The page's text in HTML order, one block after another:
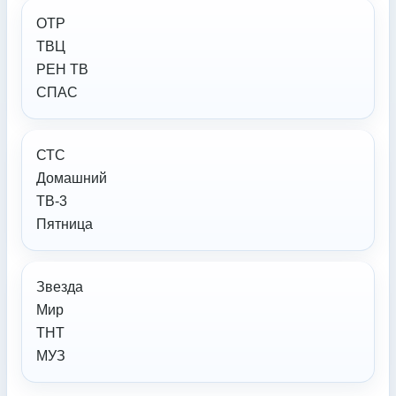
ОТР
ТВЦ
РЕН ТВ
СПАС
СТС
Домашний
ТВ-3
Пятница
Звезда
Мир
ТНТ
МУЗ